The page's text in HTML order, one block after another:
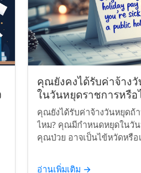
คุณยังคงได้รับค่าจ้าง
ในวันหยุดราชการหรือ
คุณยังได้รับค่าจ้างวันหยุดถ้
ไหม? คุณมีกำหนดหยุดในวั
คุณป่วย อาจเป็นไข้หวัดหรือ
อ่านเพิ่มเติม →